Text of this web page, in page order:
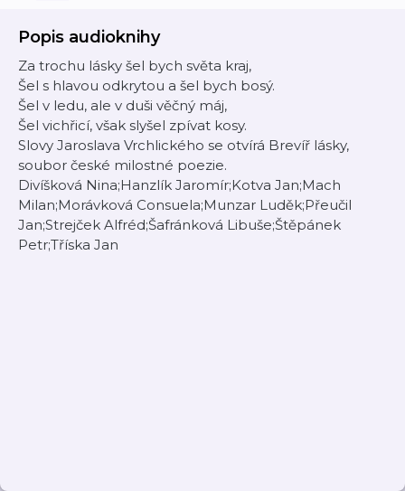
Popis audioknihy
Za trochu lásky šel bych světa kraj,
Šel s hlavou odkrytou a šel bych bosý.
Šel v ledu, ale v duši věčný máj,
Šel vichřicí, však slyšel zpívat kosy.
Slovy Jaroslava Vrchlického se otvírá Brevíř lásky,
soubor české milostné poezie.
Divíšková Nina;Hanzlík Jaromír;Kotva Jan;Mach
Milan;Morávková Consuela;Munzar Luděk;Přeučil
Jan;Strejček Alfréd;Šafránková Libuše;Štěpánek
Petr;Tříska Jan